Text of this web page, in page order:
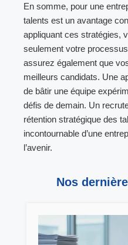
En somme, pour une
talents est un avantage
appliquant ces stratégies,
seulement votre
assurez également que
meilleurs candidats. Une
de bâtir une équipe
défis de demain. Un
rétention stratégique des
incontournable d’une
l’avenir.
Nos